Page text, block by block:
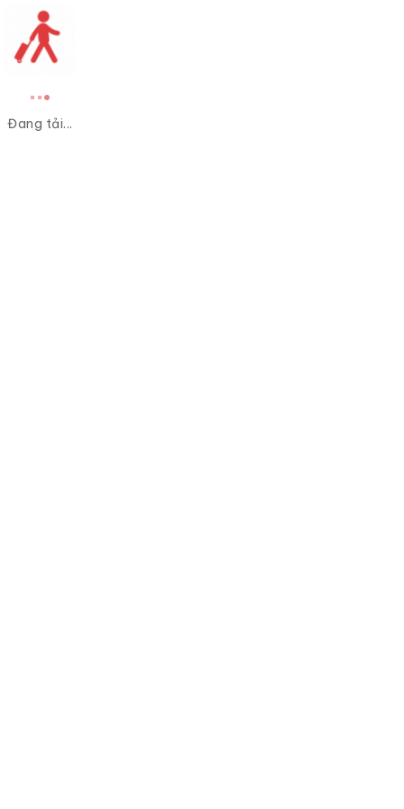
Đang tải...